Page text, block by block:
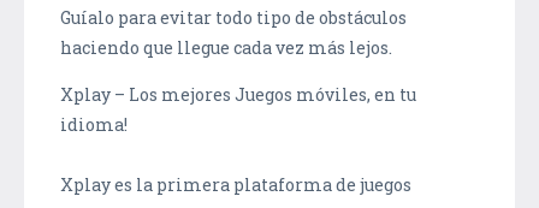
Guíalo para evitar todo tipo de obstáculos
haciendo que llegue cada vez más lejos.
Xplay – Los mejores Juegos móviles, en tu
idioma!
Xplay es la primera plataforma de juegos